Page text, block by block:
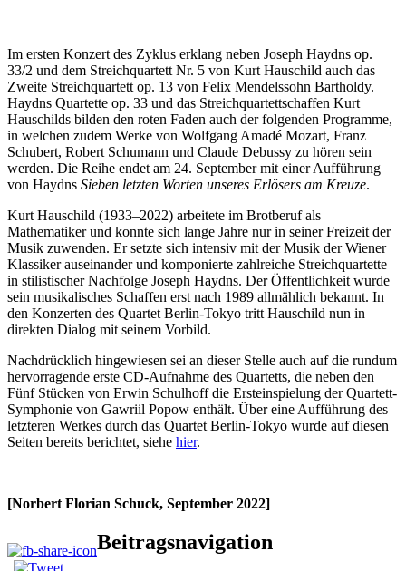
Im ersten Konzert des Zyklus erklang neben Joseph Haydns op.
33/2 und dem Streichquartett Nr. 5 von Kurt Hauschild auch das
Zweite Streichquartett op. 13 von Felix Mendelssohn Bartholdy.
Haydns Quartette op. 33 und das Streichquartettschaffen Kurt
Hauschilds bilden den roten Faden auch der folgenden Programme,
in welchen zudem Werke von Wolfgang Amadé Mozart, Franz
Schubert, Robert Schumann und Claude Debussy zu hören sein
werden. Die Reihe endet am 24. September mit einer Aufführung
von Haydns Sieben letzten Worten unseres Erlösers am Kreuze.
Kurt Hauschild (1933–2022) arbeitete im Brotberuf als
Mathematiker und konnte sich lange Jahre nur in seiner Freizeit der
Musik zuwenden. Er setzte sich intensiv mit der Musik der Wiener
Klassiker auseinander und komponierte zahlreiche Streichquartette
in stilistischer Nachfolge Joseph Haydns. Der Öffentlichkeit wurde
sein musikalisches Schaffen erst nach 1989 allmählich bekannt. In
den Konzerten des Quartet Berlin-Tokyo tritt Hauschild nun in
direkten Dialog mit seinem Vorbild.
Nachdrücklich hingewiesen sei an dieser Stelle auch auf die rundum
hervorragende erste CD-Aufnahme des Quartetts, die neben den
Fünf Stücken von Erwin Schulhoff die Ersteinspielung der Quartett-
Symphonie von Gawriil Popow enthält. Über eine Aufführung des
letzteren Werkes durch das Quartet Berlin-Tokyo wurde auf diesen
Seiten bereits berichtet, siehe hier.
[Norbert Florian Schuck, September 2022]
Beitragsnavigation